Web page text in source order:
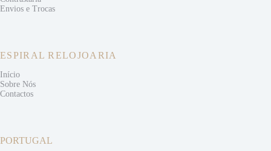
Envios e Trocas
ESPIRAL RELOJOARIA
Início
Sobre Nós
Contactos
PORTUGAL